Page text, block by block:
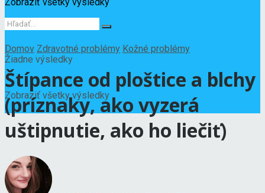
Žiadne výsledky
Zobraziť všetky výsledky
Domov Zdravotné problémy Kožné problémy
Štípance od ploštice a blchy
(príznaky, ako vyzerá
uštipnutie, ako ho liečiť)